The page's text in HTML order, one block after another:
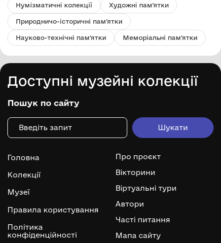
Нумізматичні колекції Художні пам'ятки
Природничо-історичні пам'ятки
Науково-технічні пам'ятки Меморіальні пам'ятки
Доступні музейні колекції
Пошук по сайту
Головна
Колекції
Музеї
Правила користування
Політика
конфіденційності
Про проєкт
Вікторини
Віртуальні тури
Автори
Часті питання
Мапа сайту